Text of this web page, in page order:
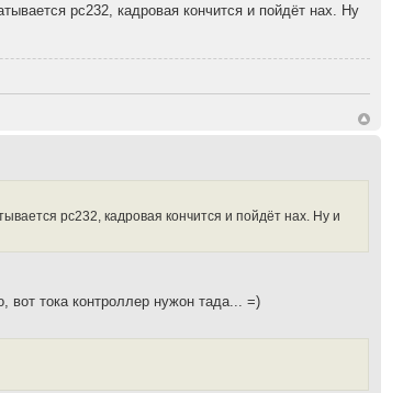
рс232, кадровая кончится и пойдёт нах. Ну
рс232, кадровая кончится и пойдёт нах. Ну и
вот тока контроллер нужон тада... =)